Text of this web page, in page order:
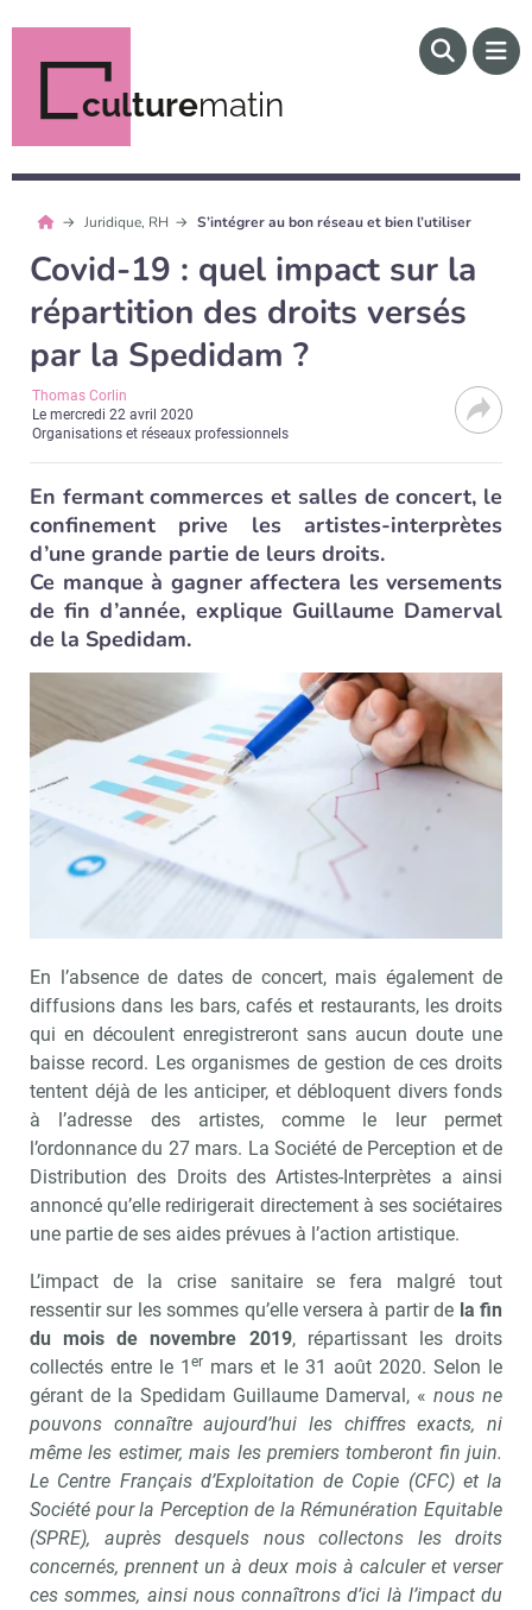
culturematin
Juridique, RH S’intégrer au bon réseau et bien l’utiliser
Covid-19 : quel impact sur la
répartition des droits versés
par la Spedidam ?
Thomas Corlin
Lemercredi 22 avril 2020
Organisations et réseaux professionnels
En fermant commerces et salles de concert, le
confinement prive les artistes-interprètes
d’une grande partie de leurs droits.
Ce manque à gagner affectera les versements
de fin d’année, explique Guillaume Damerval
de la Spedidam.
En l’absence de dates de concert, mais également de
diffusions dans les bars, cafés et restaurants, les droits
qui en découlent enregistreront sans aucun doute une
baisse record. Les organismes de gestion de ces droits
tentent déjà de les anticiper, et débloquent divers fonds
à l’adresse des artistes, comme le leur permet
l’ordonnance du 27 mars. La Société de Perception et de
Distribution des Droits des Artistes-Interprètes a ainsi
annoncé qu’elle redirigerait directement à ses sociétaires
une partie de ses aides prévues à l’action artistique.
L’impact de la crise sanitaire se fera malgré tout
ressentir sur les sommes qu’elle versera à partir de la fin
du mois de novembre 2019, répartissant les droits
collectés entre le 1er mars et le 31 août 2020. Selon le
gérant de la Spedidam Guillaume Damerval, « nous ne
pouvons connaître aujourd’hui les chiffres exacts, ni
même les estimer, mais les premiers tomberont fin juin.
Le Centre Français d’Exploitation de Copie (CFC) et la
Société pour la Perception de la Rémunération Equitable
(SPRE), auprès desquels nous collectons les droits
concernés, prennent un à deux mois à calculer et verser
ces sommes, ainsi nous connaîtrons d’ici là l’impact du